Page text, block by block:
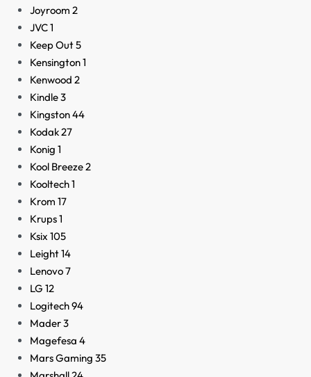
Joyroom 2
JVC1
Keep Out5
Kensington1
Kenwood 2
Kindle3
Kingston44
Kodak27
Konig 1
Kool Breeze2
Kooltech1
Krom 17
Krups1
Ksix 105
Leight14
Lenovo7
LG 12
Logitech94
Mader3
Magefesa 4
Mars Gaming 35